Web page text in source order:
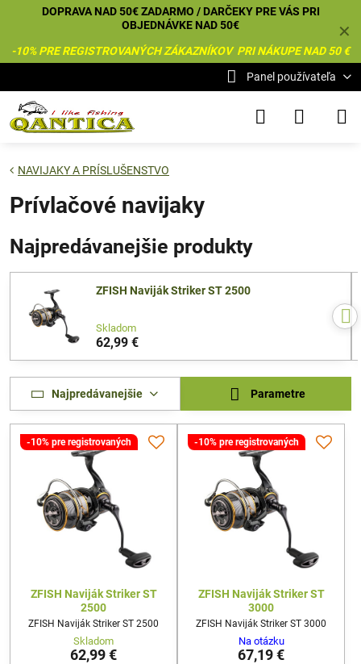
✕
DOPRAVA NAD 50€ ZADARMO / DARČEKY PRE VÁS PRI
OBJEDNÁVKE NAD 50€
-10% PRE REGISTROVANÝCH ZÁKAZNÍKOV PRI NÁKUPE NAD 50 €
Panel používateľa
NAVIJAKY A PRÍSLUŠENSTVO
Prívlačové navijaky
Najpredávanejšie produkty
ZFISH Naviják Striker ST 2500
Skladom
62,99 €
Najpredávanejšie Parametre
-10% pre registrovaných
ZFISH Naviják Striker ST
2500
ZFISH Naviják Striker ST 2500
Skladom
62,99 €
-10% pre registrovaných
ZFISH Naviják Striker ST
3000
ZFISH Naviják Striker ST 3000
Na otázku
67,19 €